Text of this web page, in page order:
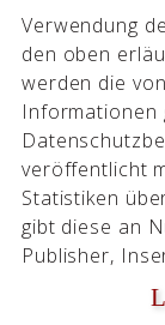
Verwendung
den oben
werden die
Informationen
veröffentlicht
Statistiken
gibt diese an
Publisher,